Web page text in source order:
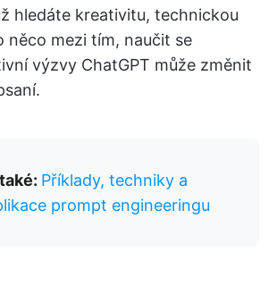
hledáte kreativitu, technickou
něco mezi tím, naučit se
výzvy ChatGPT může změnit
Příklady, techniky a
prompt engineeringu